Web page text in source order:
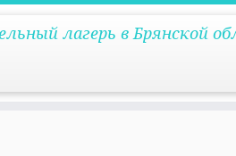
лагерь в Брянской